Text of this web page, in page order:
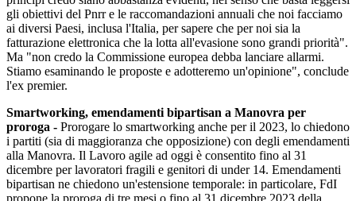
gli obiettivi del Pnrr e le raccomandazioni annuali che noi facciamo
ai diversi Paesi, inclusa l'Italia, per sapere che per noi sia la
fatturazione elettronica che la lotta all'evasione sono grandi priorità".
Ma "non credo la Commissione europea debba lanciare allarmi.
Stiamo esaminando le proposte e adotteremo un'opinione", conclude
l'ex premier.
Smartworking, emendamenti bipartisan a Manovra per
proroga - Prorogare lo smartworking anche per il 2023, lo chiedono
i partiti (sia di maggioranza che opposizione) con degli emendamenti
alla Manovra. Il Lavoro agile ad oggi è consentito fino al 31
dicembre per lavoratori fragili e genitori di under 14. Emendamenti
bipartisan ne chiedono un'estensione temporale: in particolare, FdI
propone la proroga di tre mesi o fino al 31 dicembre 2023 della